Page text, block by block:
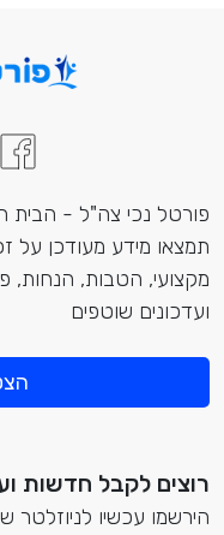
פורטל נכי צה"ל - הבית
תמצאו מידע מעודכן על
מקצועי, הטבות, הנחות,
ועדכונים שוטפים
רוצים לקבל חדשות
הירשמו עכשיו לניוזלטר